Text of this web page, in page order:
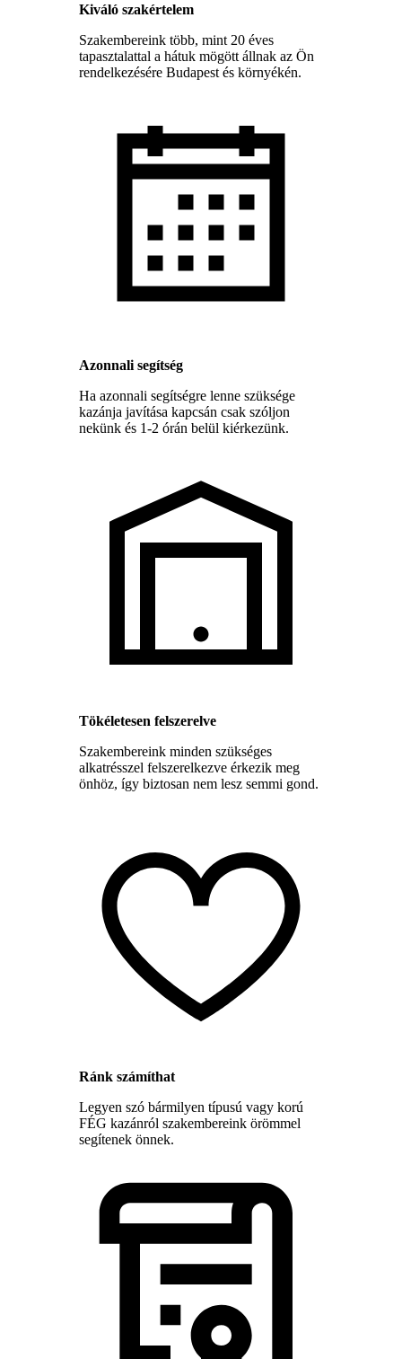
Kiváló szakértelem
Szakembereink több, mint 20 éves
tapasztalattal a hátuk mögött állnak az Ön
rendelkezésére Budapest és környékén.
Azonnali segítség
Ha azonnali segítségre lenne szüksége
kazánja javítása kapcsán csak szóljon
nekünk és 1-2 órán belül kiérkezünk.
Tökéletesen felszerelve
Szakembereink minden szükséges
alkatrésszel felszerelkezve érkezik meg
önhöz, így biztosan nem lesz semmi gond.
Ránk számíthat
Legyen szó bármilyen típusú vagy korú
FÉG kazánról szakembereink örömmel
segítenek önnek.